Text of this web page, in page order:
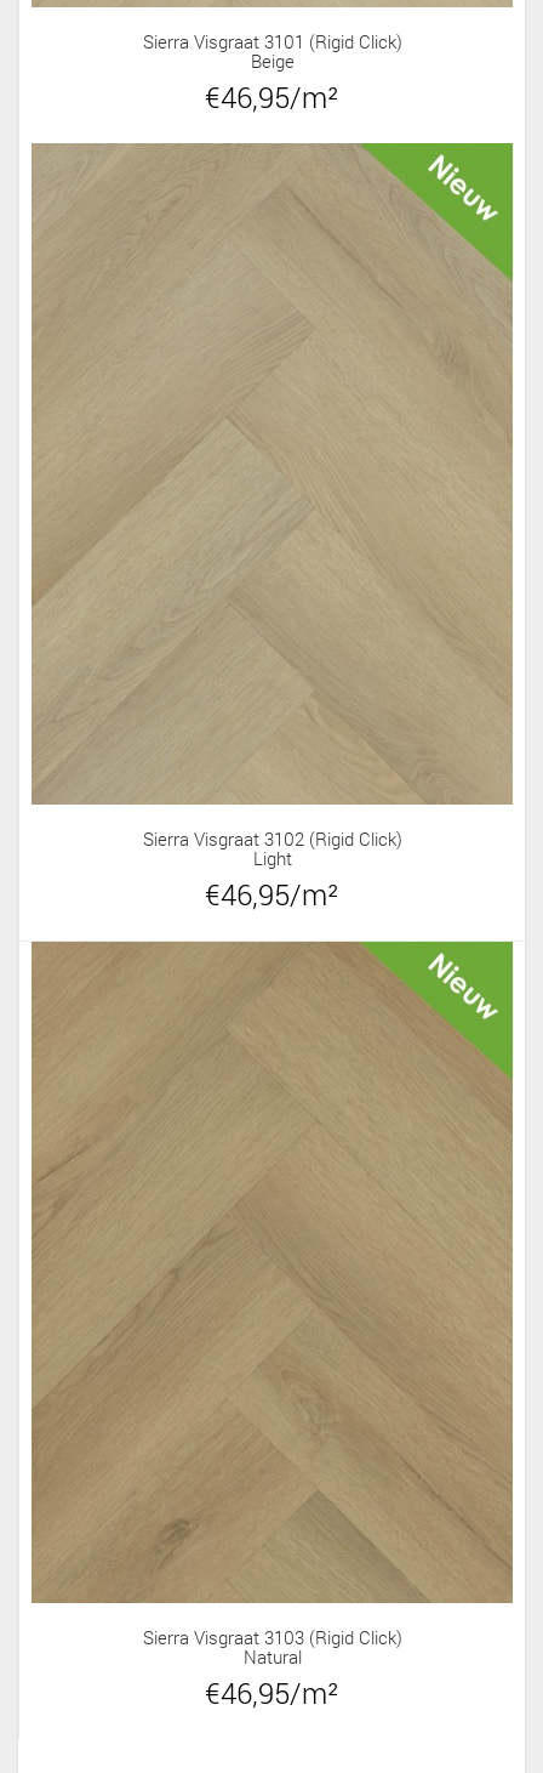
Sierra Visgraat 3101 (rigid Click)
Beige
€46,95/m²
Sierra Visgraat 3102 (rigid Click)
Light
€46,95/m²
Sierra Visgraat 3103 (rigid Click)
Natural
€46,95/m²